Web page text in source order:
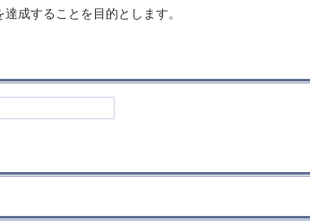
成することを目的とします。